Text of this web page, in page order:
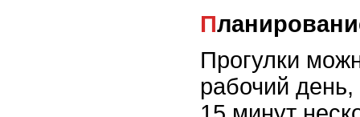
Прогулки
рабочий